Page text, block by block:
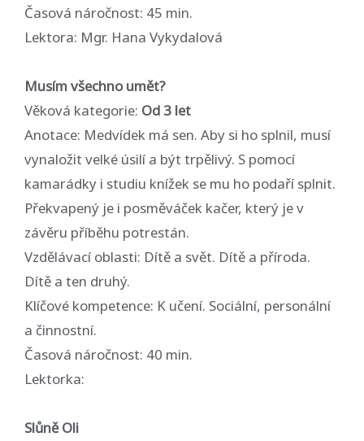
Časová náročnost: 45 min.
Lektora: Mgr. Hana Vykydalová
Musím všechno umět?
Věková kategorie: Od 3 let
Anotace: Medvídek má sen. Aby si ho splnil, musí
vynaložit velké úsilí a být trpělivý. S pomocí
kamarádky i studiu knížek se mu ho podaří splnit.
Překvapený je i posměváček kačer, který je v
závěru příběhu potrestán.
Vzdělávací oblasti: Dítě a svět. Dítě a příroda.
Dítě a ten druhý.
Klíčové kompetence: K učení. Sociální, personální
a činnostní.
Časová náročnost: 40 min.
Lektorka:
Slůně Oli